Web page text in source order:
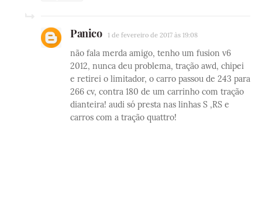
Panico 1 de fevereiro de 2017 às 19:08
não fala merda amigo, tenho um fusion v6
2012, nunca deu problema, tração awd, chipei
e retirei o limitador, o carro passou de 243 para
266 cv, contra 180 de um carrinho com tração
dianteira! audi só presta nas linhas S ,RS e
carros com a tração quattro!